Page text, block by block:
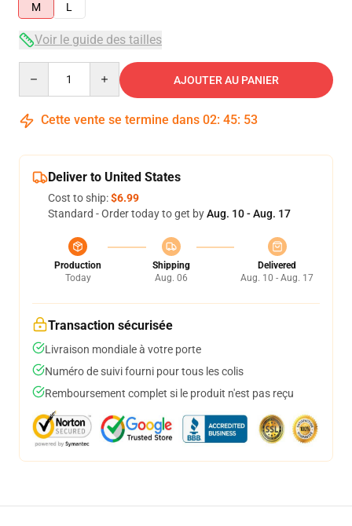
M
L
Voir le guide des tailles
AJOUTER AU PANIER
Cette vente se termine dans 02: 45: 53
Deliver to United States
Cost to ship:$6.99
Standard - Order today to get byAug. 10 - Aug. 17
Production
Today
Shipping
Aug. 06
Delivered
Aug. 10 - Aug. 17
Transaction sécurisée
Livraison mondiale à votre porte
Numéro de suivi fourni pour tous les colis
Remboursement complet si le produit n'est pas reçu